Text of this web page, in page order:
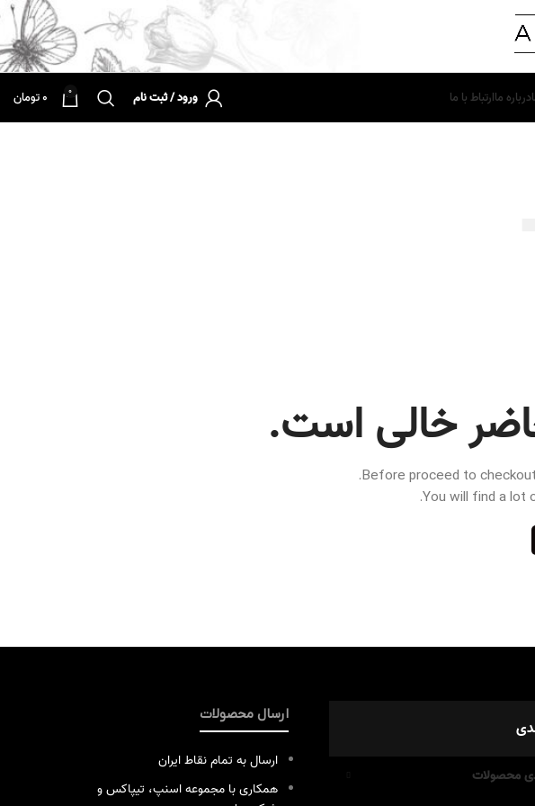
درباره ماارتباط با ما ورود / ثبت نام 0
0تومان
خالی است.
Before proceed to
You will find a lot
محصولات
ارسال محصولات
ارسال به تمام نقاط ایران
همکاری با مجموعه اسنپ، تیپاکس و